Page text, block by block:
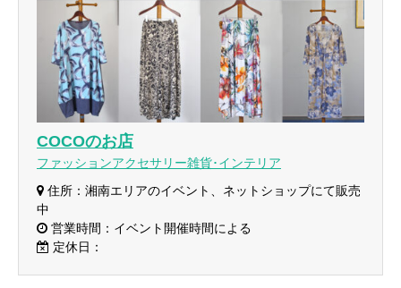
COCOのお店
ファッションアクセサリー雑貨･インテリア
住所：湘南エリアのイベント、ネットショップにて販売
中
営業時間：イベント開催時間による
定休日：